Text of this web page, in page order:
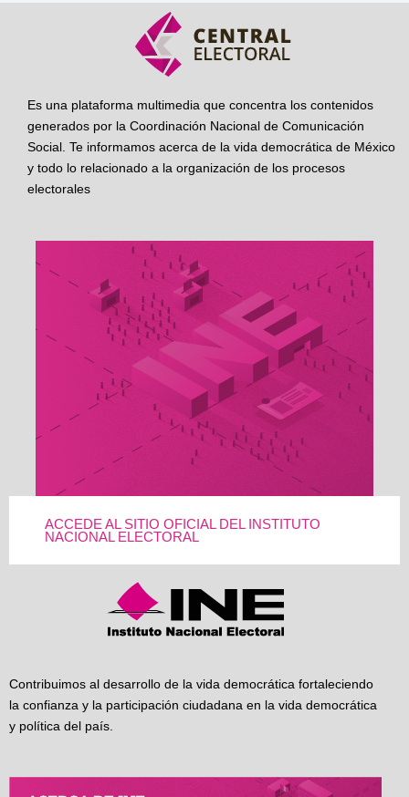
Es una plataforma multimedia que concentra los contenidos
generados por la Coordinación Nacional de Comunicación
Social. Te informamos acerca de la vida democrática de México
y todo lo relacionado a la organización de los procesos
electorales
ACCEDE AL SITIO OFICIAL DEL INSTITUTO
NACIONAL ELECTORAL
Contribuimos al desarrollo de la vida democrática fortaleciendo
la confianza y la participación ciudadana en la vida democrática
y política del país.